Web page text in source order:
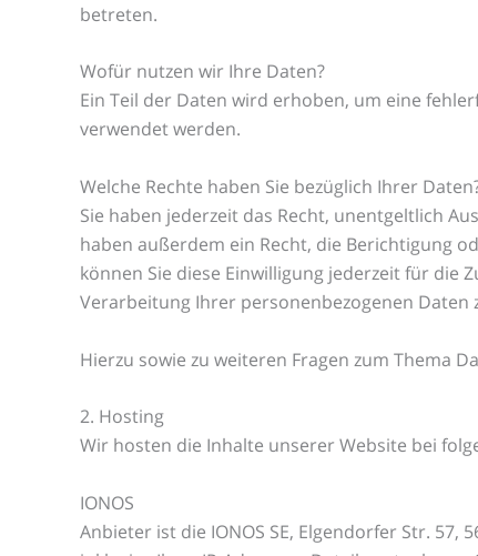
betreten.
Wofür nutzen wir Ihre Daten?
Ein Teil der Daten wird erhoben, um eine
verwendet werden.
Welche Rechte haben Sie bezüglich Ihrer
Sie haben jederzeit das Recht, unentgeltlich
haben außerdem ein Recht, die Berichtigung
können Sie diese Einwilligung jederzeit für die
Verarbeitung Ihrer personenbezogenen Daten
Hierzu sowie zu weiteren Fragen zum Thema
2. Hosting
Wir hosten die Inhalte unserer Website bei
IONOS
Anbieter ist die IONOS SE, Elgendorfer Str. 57,